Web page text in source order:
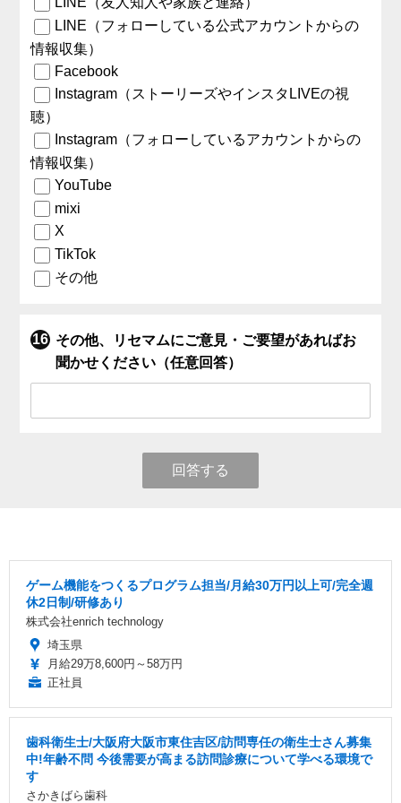
LINE（フォローしている公式アカウントからの
情報収集）
Facebook
Instagram（ストーリーズやインスタLIVEの視
聴）
Instagram（フォローしているアカウントからの
情報収集）
YouTube
mixi
X
TikTok
その他
その他、リセマムにご意見・ご要望があればお
聞かせください（任意回答）
回答する
ゲーム機能をつくるプログラム担当/月給30万円以上可/完全週
休2日制/研修あり
株式会社enrich technology
埼玉県
月給29万8,600円～58万円
正社員
歯科衛生士/大阪府大阪市東住吉区/訪問専任の衛生士さん募集
中!年齢不問 今後需要が高まる訪問診療について学べる環境で
す
さかきばら歯科